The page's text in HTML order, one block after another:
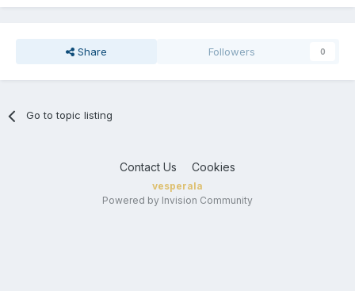
Share Followers 0
Go to topic listing
Contact Us Cookies
vesperala
Powered by Invision Community